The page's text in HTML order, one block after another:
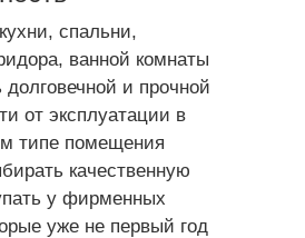
спальни,
ванной комнаты
и прочной
от эксплуатации в
типе помещения
качественную
у фирменных
уже не первый год